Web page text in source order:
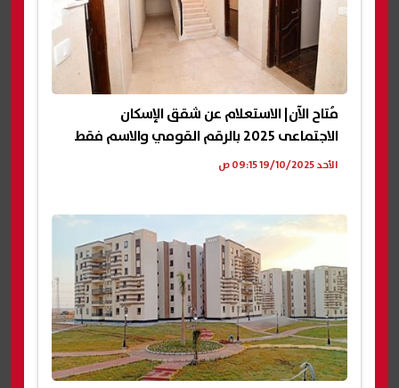
مُتاح الآن| الاستعلام عن شقق الإسكان
الاجتماعى 2025 بالرقم القومي والاسم فقط
الأحد 19/10/2025 09:15 ص